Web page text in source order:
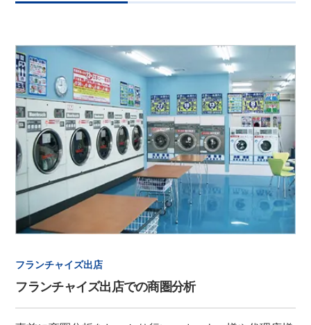
フランチャイズ出店
フランチャイズ出店での商圏分析